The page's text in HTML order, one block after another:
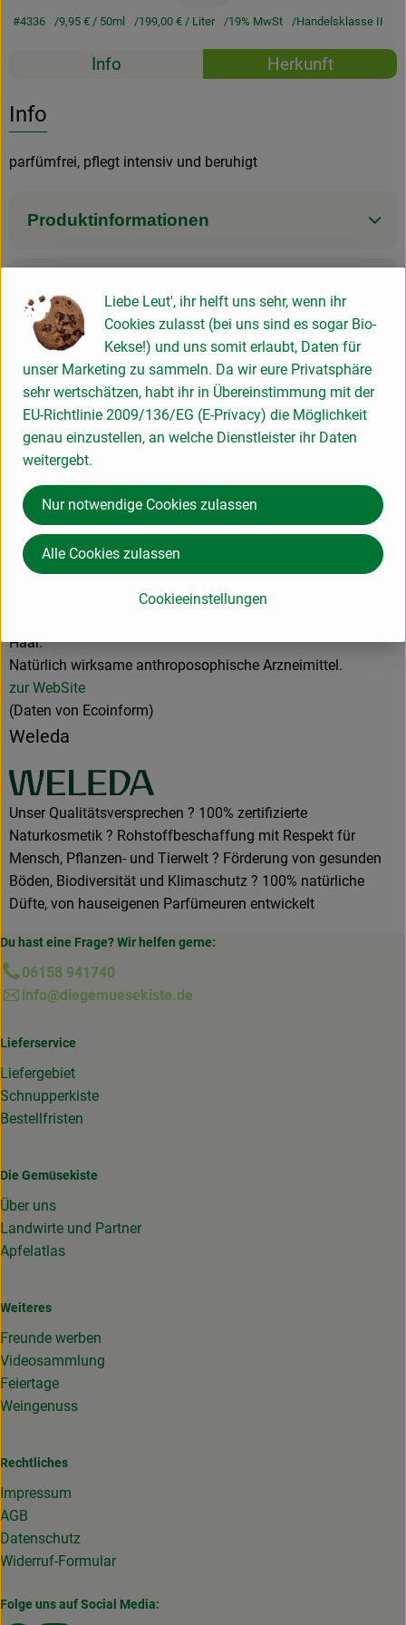
#4336 9,95 €/ 50ml 199,00 €/ Liter 19% MwSt Handelsklasse II
Rezepte
Info Herkunft
Info
parfümfrei, pflegt intensiv und beruhigt
Produktinformationen
Herkunft
Hersteller: Weleda
Weleda AG
D 73525 Schwäbisch Gmünd
Haar.
Natürlich wirksame anthroposophische Arzneimittel.
zur WebSite
(Daten von Ecoinform)
Weleda
Unser Qualitätsversprechen ? 100% zertifizierte
Naturkosmetik ? Rohstoffbeschaffung mit Respekt für
Mensch, Pflanzen- und Tierwelt ? Förderung von gesunden
Böden, Biodiversität und Klimaschutz ? 100% natürliche
Düfte, von hauseigenen Parfümeuren entwickelt
Du hast eine Frage? Wir helfen gerne:
06158 941740
info@diegemuesekiste.de
Lieferservice
Liefergebiet
Schnupperkiste
Bestellfristen
Die Gemüsekiste
Über uns
Landwirte und Partner
Apfelatlas
Weiteres
Freunde werben
Videosammlung
Feiertage
Weingenuss
Rechtliches
Impressum
AGB
Datenschutz
Widerruf-Formular
Folge uns auf Social Media:
Liebe Leut', ihr helft uns sehr, wenn ihr
Cookies zulasst (bei uns sind es sogar Bio-
Kekse!) und uns somit erlaubt, Daten für
unser Marketing zu sammeln. Da wir eure Privatsphäre
sehr wertschätzen, habt ihr in Übereinstimmung mit der
EU-Richtlinie 2009/136/EG (E-Privacy) die Möglichkeit
genau einzustellen, an welche Dienstleister ihr Daten
weitergebt.
Cookieeinstellungen
Nur notwendige Cookies zulassen
Alle Cookies zulassen